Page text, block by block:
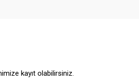
kayıt olabilirsiniz.